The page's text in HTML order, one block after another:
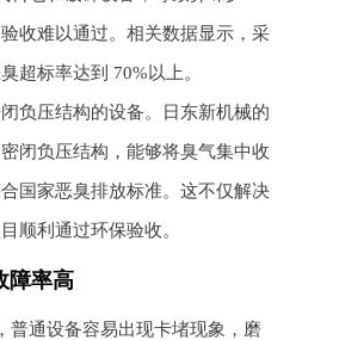
收难以通过。相关数据显示，采
超标率达到 70%以上。
闭负压结构的设备。日东新机械的
闭负压结构，能够将臭气集中收
国家恶臭排放标准。这不仅解决
顺利通过环保验收。
障率高
普通设备容易出现卡堵现象，磨